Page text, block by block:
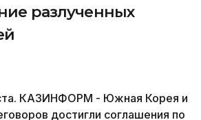
разлученных
КАЗИНФОРМ - Южная Корея и
достигли соглашения по